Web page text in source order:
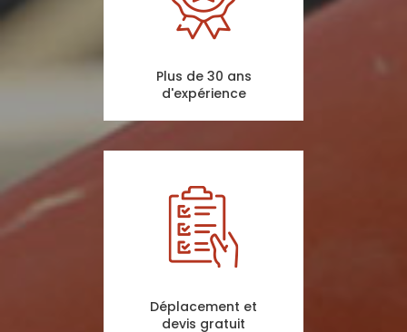
Plus de 30 ans
d'expérience
Déplacement et
devis gratuit